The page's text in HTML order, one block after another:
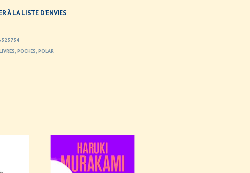
À LA LISTE D’ENVIES
LIVRES ,POCHES ,POLAR